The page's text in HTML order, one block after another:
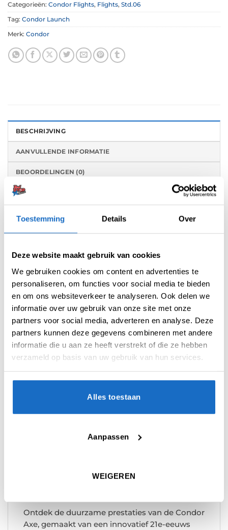
Toestemming Details Over
Deze website maakt gebruik van cookies
We gebruiken cookies om content en advertenties te
personaliseren, om functies voor social media te bieden
en om ons websiteverkeer te analyseren. Ook delen we
informatie over uw gebruik van onze site met onze
partners voor social media, adverteren en analyse. Deze
partners kunnen deze gegevens combineren met andere
informatie die u aan ze heeft verstrekt of die ze hebben
verzameld op basis van uw gebruik van hun services.
Alles toestaan
Aanpassen
WEIGEREN
Categorieën: Condor Flights, Flights, Std.06
Tag: Condor Launch
Merk: Condor
BESCHRIJVING
AANVULLENDE INFORMATIE
BEOORDELINGEN (0)
De Condor Axe dart flights is een flight- en
shaft in 1 systeem. Deze flights zijn gemaakt
verbeterde productiemethoden en een
optimaal gebruik van dit innovatieve materiaal,
is de vorm van het schroefdraad aanzienlijk
verbeterd.
De Condor Axe is terug met een verbeterde
prestatie. Deze hoogwaardige flights, bekend
om zijn robuuste contact, heeft een ultra-dun
flight-ontwerp van slechts 0,4 mm dik met een
veerachtige flexibiliteit. Zelfs als je hem met je
Ongekende veerkracht en buitengewone
mm (zonder schroefdraad)
Ontdek de duurzame prestaties van de Condor
Axe, gemaakt van een innovatief 21e-eeuws